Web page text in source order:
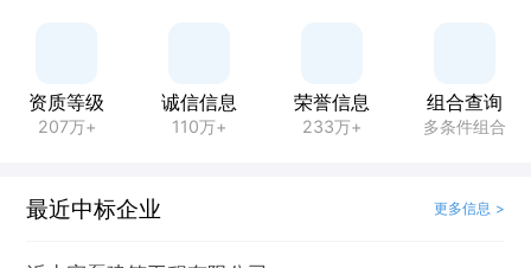
资质等级
207万+
诚信信息
110万+
荣誉信息
233万+
组合查询
多条件组合
最近中标企业 更多信息 >